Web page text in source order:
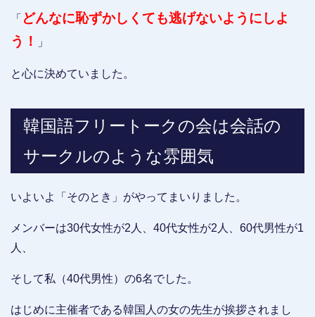
「 どんなに恥ずかしくても逃げないようにしよ
う！
」
と心に決めていました。
韓国語フリートークの会は会話の
サークルのような雰囲気
いよいよ「そのとき」がやってまいりました。
メンバーは30代女性が2人、40代女性が2人、60代男性が1
人、
そして私（40代男性）の6名でした。
はじめに主催者である韓国人の女の先生が挨拶されまし